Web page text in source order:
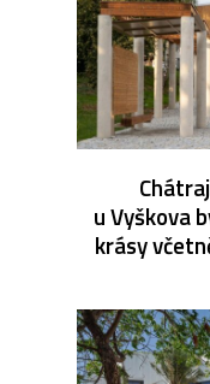
u Vyškova
krásy